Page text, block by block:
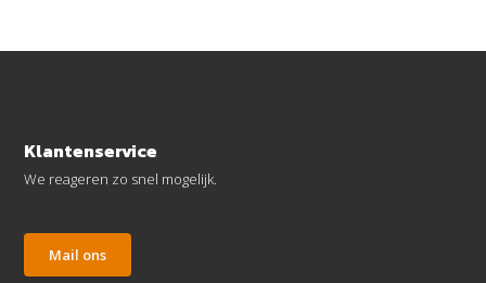
Klantenservice
We reageren zo snel mogelijk.
Mail ons